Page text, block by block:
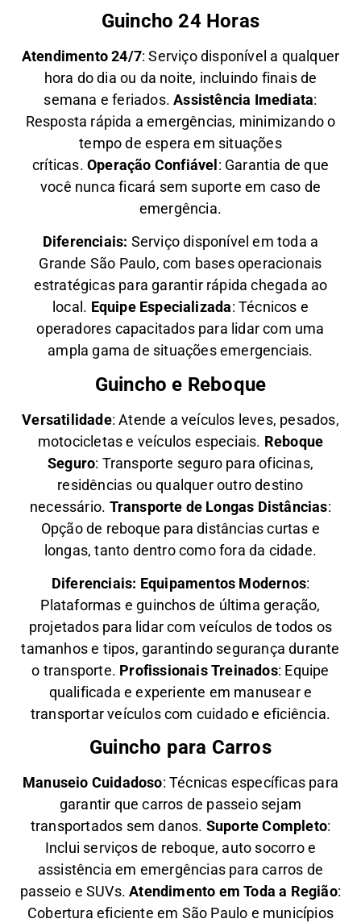
Guincho 24 Horas
Atendimento 24/7: Serviço disponível a qualquer
hora do dia ou da noite, incluindo finais de
semana e feriados.Assistência Imediata:
Resposta rápida a emergências, minimizando o
tempo de espera em situações
críticas. Operação Confiável: Garantia de que
você nunca ficará sem suporte em caso de
emergência.
Diferenciais: Serviço disponível em toda a
Grande São Paulo, com bases operacionais
estratégicas para garantir rápida chegada ao
local. Equipe Especializada: Técnicos e
operadores capacitados para lidar com uma
ampla gama de situações emergenciais.
Guincho e Reboque
Versatilidade:Atende a veículos leves, pesados,
motocicletas e veículos especiais. Reboque
Seguro: Transporte seguro para oficinas,
residências ou qualquer outro destino
necessário. Transporte de Longas Distâncias:
Opção de reboque para distâncias curtas e
longas, tanto dentro como fora da cidade.
Diferenciais: Equipamentos Modernos:
Plataformas e guinchos de última geração,
projetados para lidar com veículos de todos os
tamanhos e tipos, garantindo segurança durante
o transporte. Profissionais Treinados: Equipe
qualificada e experiente em manusear e
transportar veículos com cuidado e eficiência.
Guincho para Carros
Manuseio Cuidadoso: Técnicas específicas para
garantir que carros de passeio sejam
transportados sem danos. Suporte Completo:
Inclui serviços de reboque, auto socorro e
assistência em emergências para carros de
passeio e SUVs.Atendimento em Toda a Região:
Cobertura eficiente em São Paulo e municípios